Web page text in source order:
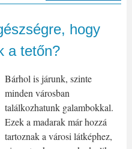
hogy
a tetőn?
Bárhol is járunk, szinte
minden városban
találkozhatunk galambokkal.
Ezek a madarak már hozzá
tartoznak a városi látképhez,